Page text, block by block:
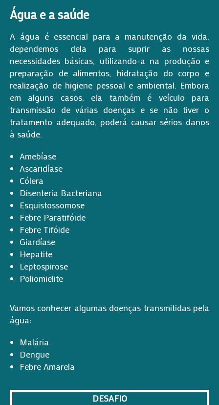
Água e a saúde
A água é essencial para a manutenção da vida,
dependemos dela para suprir as nossas
necessidades básicas, utilizando-a na produção e
preparação de alimentos, hidratação do corpo e
realização de higiene pessoal e ambiental. Embora
em alguns casos, ela também é veículo para
transmissão de várias doenças e se não tiver o
tratamento adequado, poderá causar sérios danos
à saúde.
Amebíase
Ascaridíase
Cólera
Disenteria Bacteriana
Esquistossomose
Febre Paratifóide
Febre Tifóide
Giardíase
Hepatite
Leptospirose
Poliomielite
Vamos conhecer algumas doenças transmitidas pela
água:
Malária
Dengue
Febre Amarela
DESAFIO